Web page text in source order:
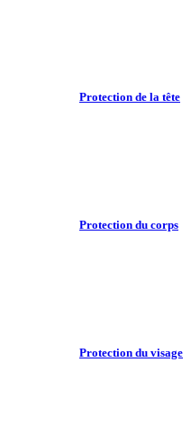
Protection de la tête
Protection du corps
Protection du visage